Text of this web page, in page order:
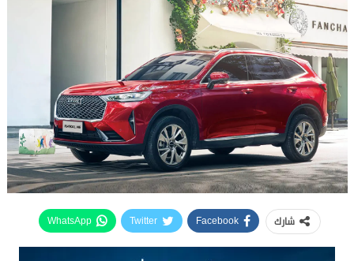
شارك Facebook
Twitter
WhatsApp